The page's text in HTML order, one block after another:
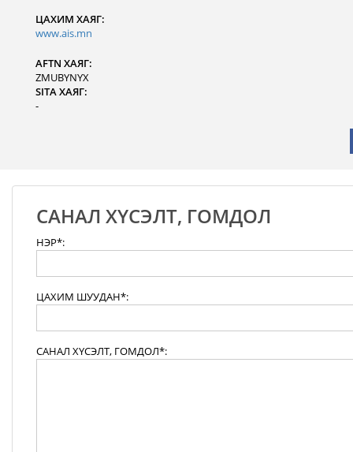
ЦАХИМ ХАЯГ:
www.ais.mn
AFTN ХАЯГ:
ZMUBYNYX
SITA ХАЯГ:
-
САНАЛ ХҮСЭЛТ, ГОМДОЛ
НЭР*:
ЦАХИМ ШУУДАН*:
САНАЛ ХҮСЭЛТ, ГОМДОЛ*: